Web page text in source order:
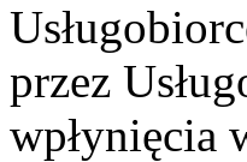
przez
wpłynięcia